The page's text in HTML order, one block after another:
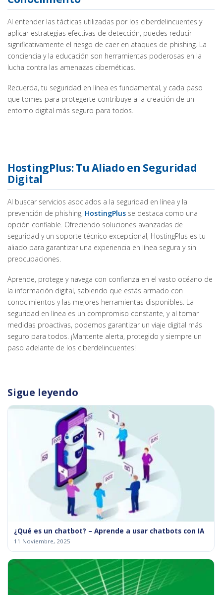
Al entender las tácticas utilizadas por los ciberdelincuentes y
aplicar estrategias efectivas de detección, puedes reducir
significativamente el riesgo de caer en ataques de phishing. La
conciencia y la educación son herramientas poderosas en la
lucha contra las amenazas cibernéticas.
Recuerda, tu seguridad en línea es fundamental, y cada paso
que tomes para protegerte contribuye a la creación de un
entorno digital más seguro para todos.
HostingPlus: Tu Aliado en Seguridad
Digital
Al buscar servicios asociados a la seguridad en línea y la
prevención de phishing, HostingPlus se destaca como una
opción confiable. Ofreciendo soluciones avanzadas de
seguridad y un soporte técnico excepcional, HostingPlus es tu
aliado para garantizar una experiencia en línea segura y sin
preocupaciones.
Aprende, protege y navega con confianza en el vasto océano de
la información digital, sabiendo que estás armado con
conocimientos y las mejores herramientas disponibles. La
seguridad en línea es un compromiso constante, y al tomar
medidas proactivas, podemos garantizar un viaje digital más
seguro para todos. ¡Mantente alerta, protegido y siempre un
paso adelante de los ciberdelincuentes!
Sigue leyendo
¿Qué es un chatbot? – Aprende a usar chatbots con IA
11 Noviembre, 2025